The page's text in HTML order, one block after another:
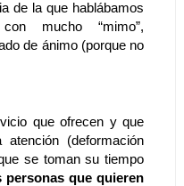
de la que hablábamos
mucho “mimo”,
de ánimo (porque no
que ofrecen y que
(deformación
se toman su tiempo
personas que quieren